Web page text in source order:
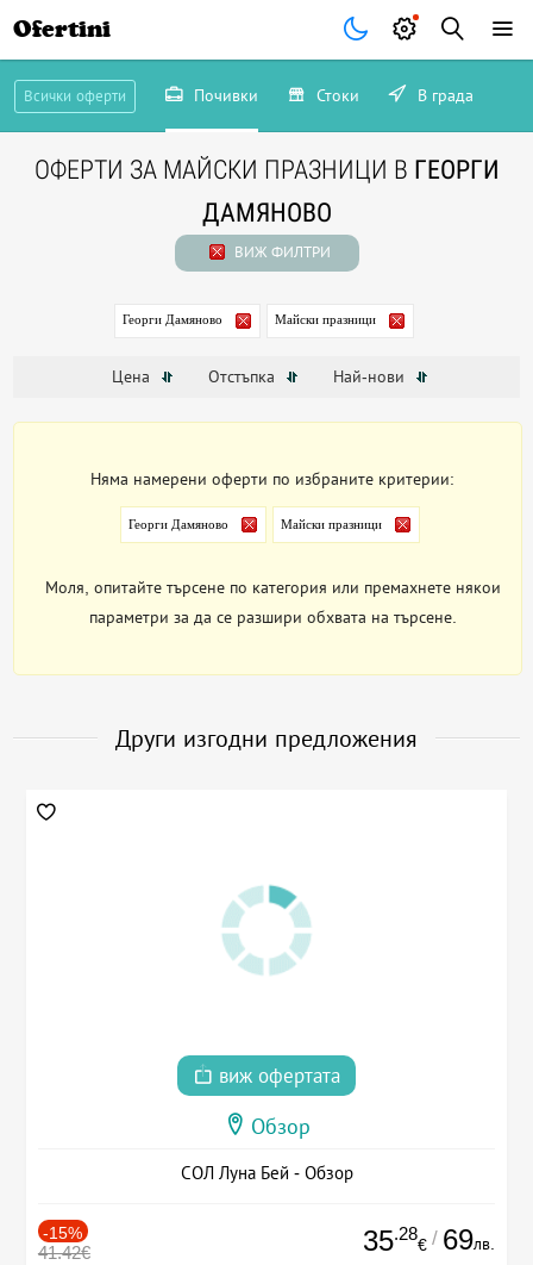
Ofertini
Всички оферти Почивки Стоки В града
ОФЕРТИ ЗА МАЙСКИ ПРАЗНИЦИ В ГЕОРГИ
ДАМЯНОВО
ВИЖ ФИЛТРИ
Георги Дамяново Майски празници
Цена Отстъпка Най-нови
Няма намерени оферти по избраните критерии:
Георги Дамяново Майски празници
Моля, опитайте търсене по категория или премахнете някои
параметри за да се разшири обхвата на търсене.
Други изгодни предложения
виж офертата
Обзор
СОЛ Луна Бей - Обзор
-15%
41.42€ 35.28
€ / 69лв.